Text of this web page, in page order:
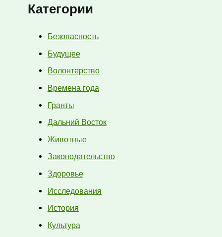
Категории
Безопасность
Будущее
Волонтерство
Времена года
Гранты
Дальний Восток
Животные
Законодательство
Здоровье
Исследования
История
Культура